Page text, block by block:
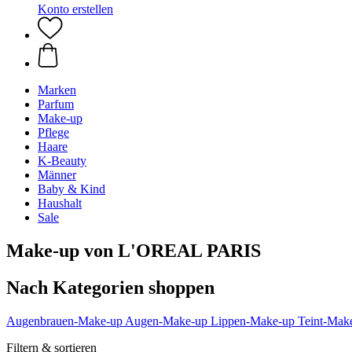
Konto erstellen
Marken
Parfum
Make-up
Pflege
Haare
K-Beauty
Männer
Baby & Kind
Haushalt
Sale
Make-up von L'OREAL PARIS
Nach Kategorien shoppen
Augenbrauen-Make-up Augen-Make-up Lippen-Make-up Teint-
Filtern & sortieren